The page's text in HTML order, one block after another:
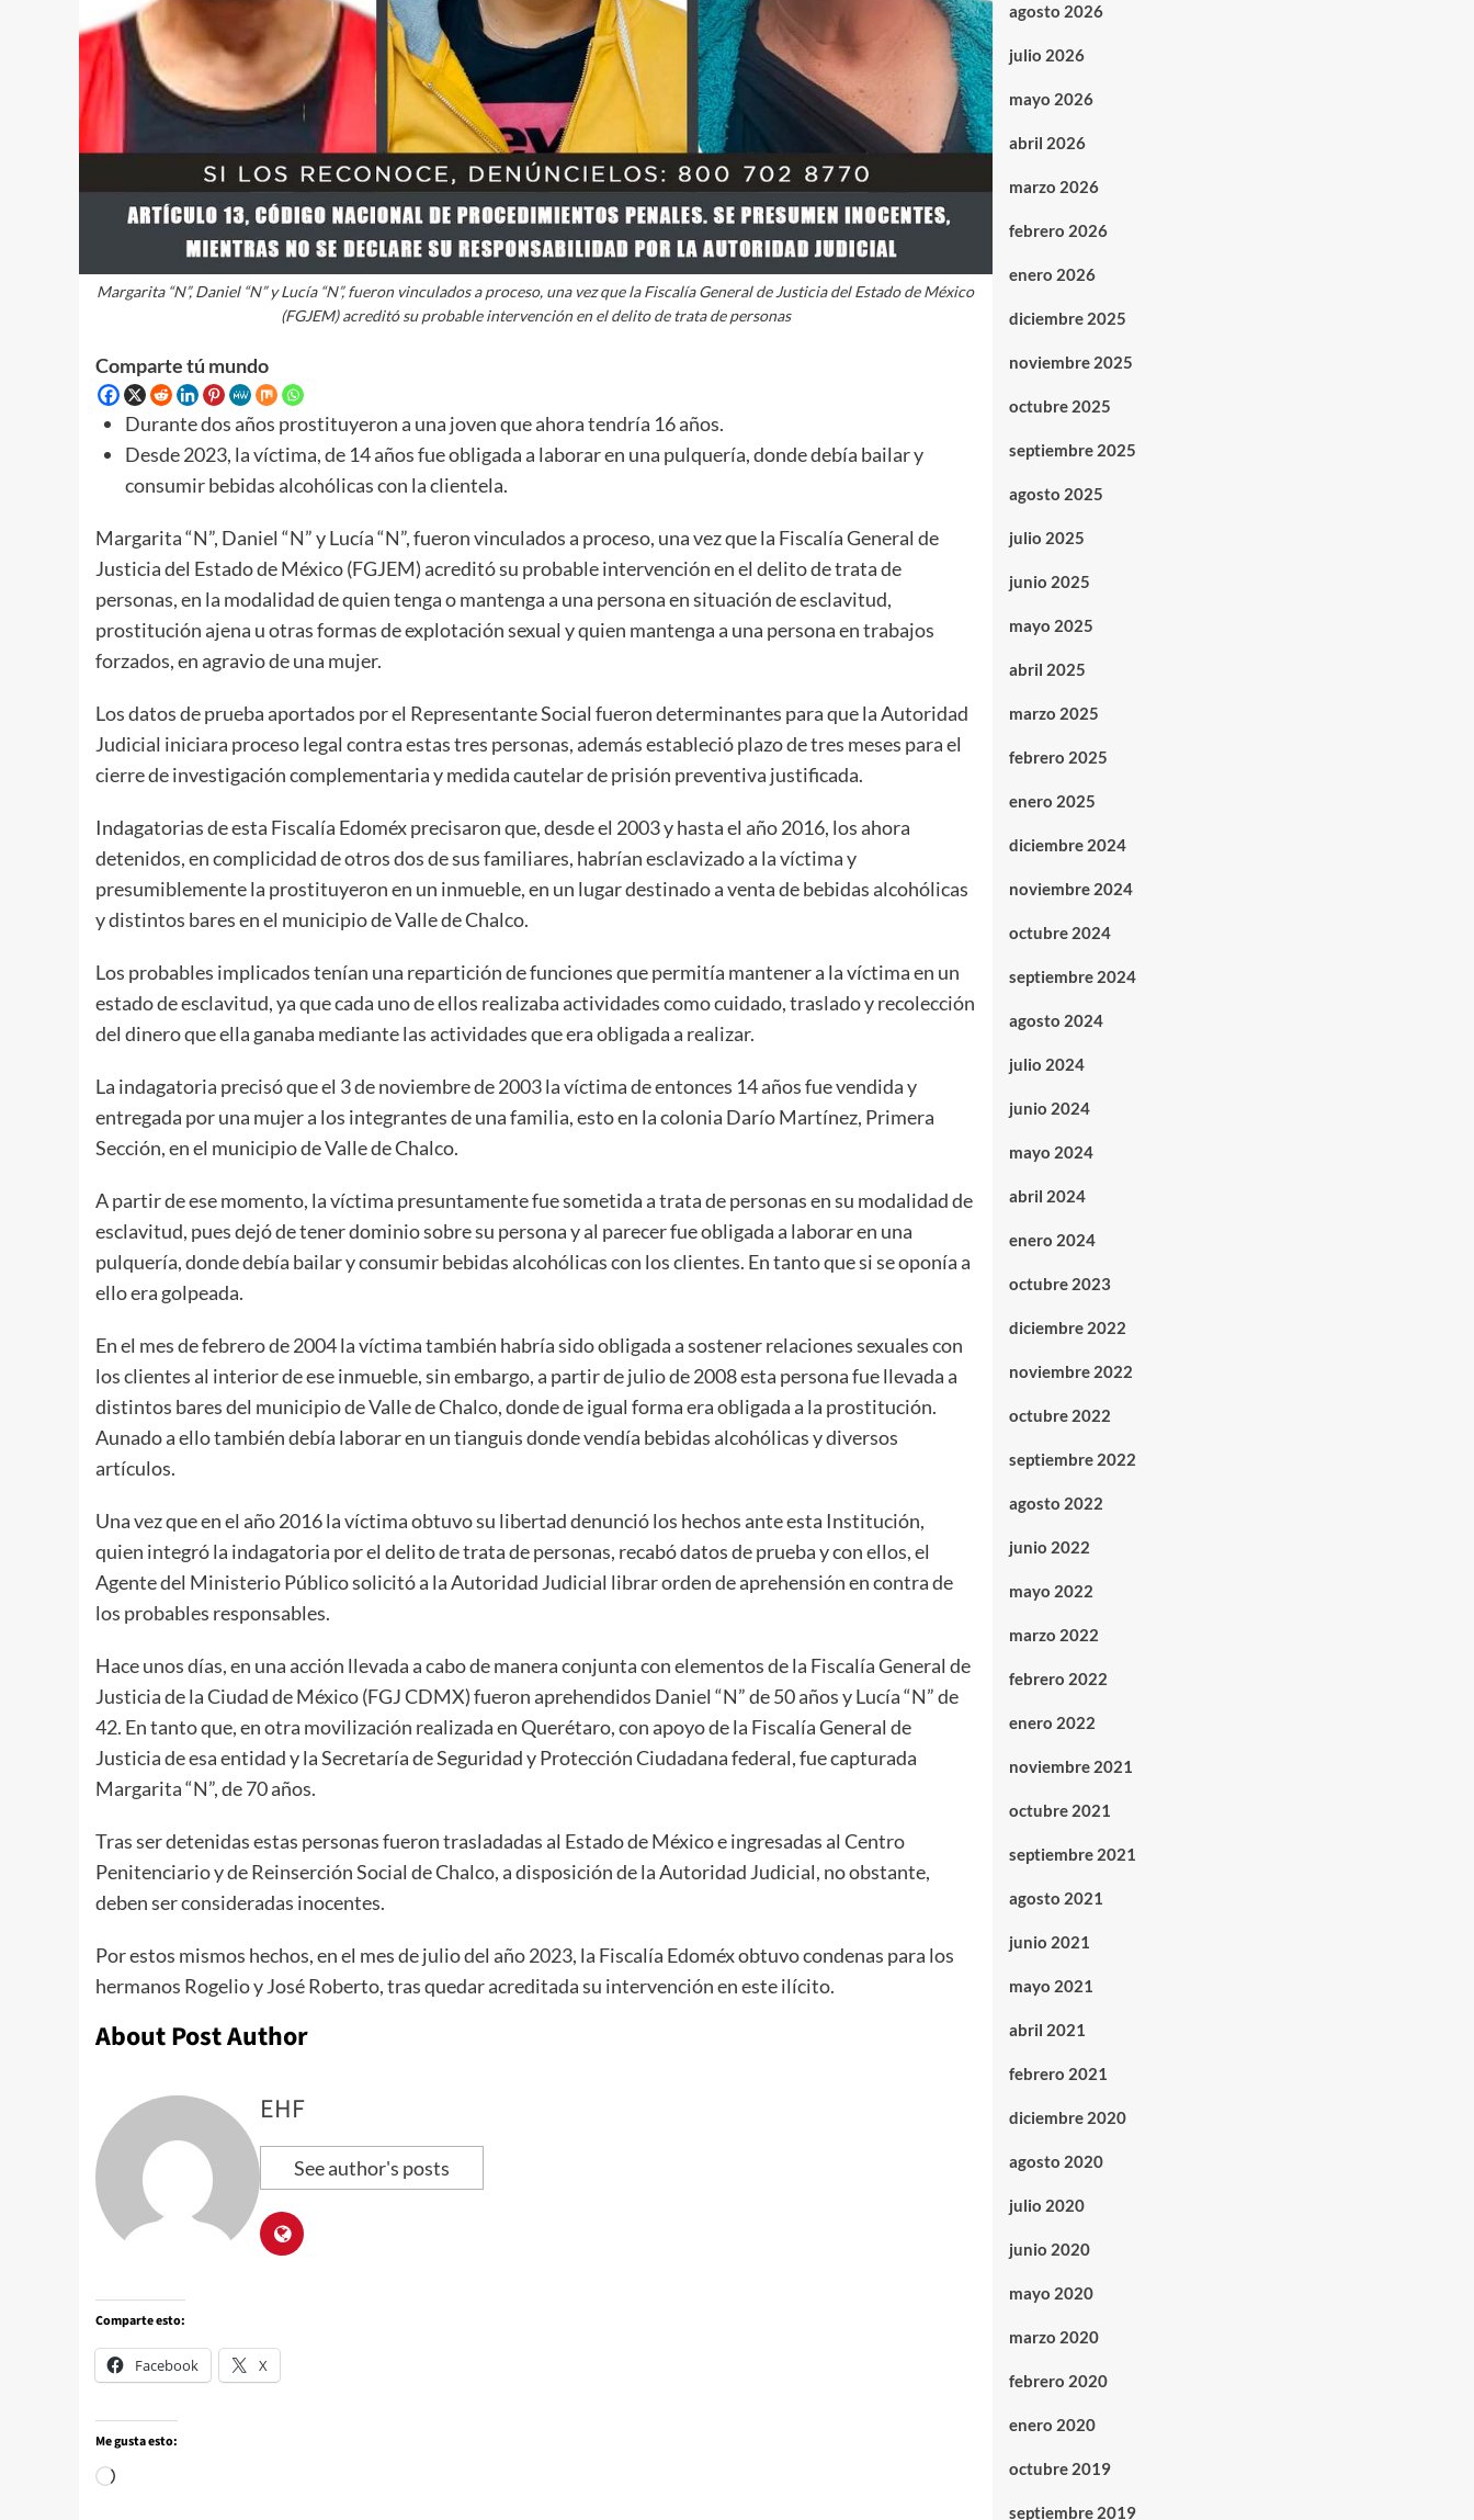
Margarita “N”, Daniel “N” y Lucía “N”, fueron vinculados a proceso, una vez que la Fiscalía General de Justicia del Estado de México
(FGJEM) acreditó su probable intervención en el delito de trata de personas
Comparte tú mundo
Durante dos años prostituyeron a una joven que ahora tendría 16 años.
Desde 2023, la víctima, de 14 años fue obligada a laborar en una pulquería, donde debía bailar y
consumir bebidas alcohólicas con la clientela.
Margarita “N”, Daniel “N” y Lucía “N”, fueron vinculados a proceso, una vez que la Fiscalía General de
Justicia del Estado de México (FGJEM) acreditó su probable intervención en el delito de trata de
personas, en la modalidad de quien tenga o mantenga a una persona en situación de esclavitud,
prostitución ajena u otras formas de explotación sexual y quien mantenga a una persona en trabajos
forzados, en agravio de una mujer.
Los datos de prueba aportados por el Representante Social fueron determinantes para que la Autoridad
Judicial iniciara proceso legal contra estas tres personas, además estableció plazo de tres meses para el
cierre de investigación complementaria y medida cautelar de prisión preventiva justificada.
Indagatorias de esta Fiscalía Edoméx precisaron que, desde el 2003 y hasta el año 2016, los ahora
detenidos, en complicidad de otros dos de sus familiares, habrían esclavizado a la víctima y
presumiblemente la prostituyeron en un inmueble, en un lugar destinado a venta de bebidas alcohólicas
y distintos bares en el municipio de Valle de Chalco.
Los probables implicados tenían una repartición de funciones que permitía mantener a la víctima en un
estado de esclavitud, ya que cada uno de ellos realizaba actividades como cuidado, traslado y recolección
del dinero que ella ganaba mediante las actividades que era obligada a realizar.
La indagatoria precisó que el 3 de noviembre de 2003 la víctima de entonces 14 años fue vendida y
entregada por una mujer a los integrantes de una familia, esto en la colonia Darío Martínez, Primera
Sección, en el municipio de Valle de Chalco.
A partir de ese momento, la víctima presuntamente fue sometida a trata de personas en su modalidad de
esclavitud, pues dejó de tener dominio sobre su persona y al parecer fue obligada a laborar en una
pulquería, donde debía bailar y consumir bebidas alcohólicas con los clientes. En tanto que si se oponía a
ello era golpeada.
En el mes de febrero de 2004 la víctima también habría sido obligada a sostener relaciones sexuales con
los clientes al interior de ese inmueble, sin embargo, a partir de julio de 2008 esta persona fue llevada a
distintos bares del municipio de Valle de Chalco, donde de igual forma era obligada a la prostitución.
Aunado a ello también debía laborar en un tianguis donde vendía bebidas alcohólicas y diversos
artículos.
Una vez que en el año 2016 la víctima obtuvo su libertad denunció los hechos ante esta Institución,
quien integró la indagatoria por el delito de trata de personas, recabó datos de prueba y con ellos, el
Agente del Ministerio Público solicitó a la Autoridad Judicial librar orden de aprehensión en contra de
los probables responsables.
Hace unos días, en una acción llevada a cabo de manera conjunta con elementos de la Fiscalía General de
Justicia de la Ciudad de México (FGJ CDMX) fueron aprehendidos Daniel “N” de 50 años y Lucía “N” de
42. En tanto que, en otra movilización realizada en Querétaro, con apoyo de la Fiscalía General de
Justicia de esa entidad y la Secretaría de Seguridad y Protección Ciudadana federal, fue capturada
Margarita “N”, de 70 años.
Tras ser detenidas estas personas fueron trasladadas al Estado de México e ingresadas al Centro
Penitenciario y de Reinserción Social de Chalco, a disposición de la Autoridad Judicial, no obstante,
deben ser consideradas inocentes.
Por estos mismos hechos, en el mes de julio del año 2023, la Fiscalía Edoméx obtuvo condenas para los
hermanos Rogelio y José Roberto, tras quedar acreditada su intervención en este ilícito.
About Post Author
EHF
See author's posts
Comparte esto:
Facebook X
Me gusta esto:
agosto 2026
julio 2026
mayo 2026
abril 2026
marzo 2026
febrero 2026
enero 2026
diciembre 2025
noviembre 2025
octubre 2025
septiembre 2025
agosto 2025
julio 2025
junio 2025
mayo 2025
abril 2025
marzo 2025
febrero 2025
enero 2025
diciembre 2024
noviembre 2024
octubre 2024
septiembre 2024
agosto 2024
julio 2024
junio 2024
mayo 2024
abril 2024
enero 2024
octubre 2023
diciembre 2022
noviembre 2022
octubre 2022
septiembre 2022
agosto 2022
junio 2022
mayo 2022
marzo 2022
febrero 2022
enero 2022
noviembre 2021
octubre 2021
septiembre 2021
agosto 2021
junio 2021
mayo 2021
abril 2021
febrero 2021
diciembre 2020
agosto 2020
julio 2020
junio 2020
mayo 2020
marzo 2020
febrero 2020
enero 2020
octubre 2019
septiembre 2019